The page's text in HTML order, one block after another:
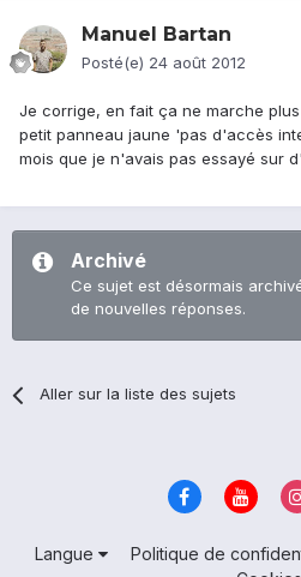
Manuel Bartan
Posté(e) 24 août 2012
Je corrige, en fait ça ne marche
petit panneau jaune 'pas d'accès
mois que je n'avais pas essayé sur
Archivé
Ce sujet est désormais
de nouvelles réponses.
Aller sur la liste des sujets
Langue Politique de